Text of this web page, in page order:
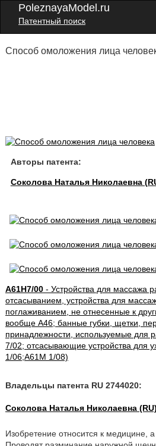
PoleznayaModel.ru
Патентный поиск
Способ омоложения лица
Авторы патента:
Соколова Наталья Николаевна
A61H7/00- Устройства для массажа
отсасыванием, устройства для
поглаживанием, не отнесенные к
вообще A46; банные губки, щетки,
принадлежности, используемые для
7/02; отсасывающие устройства для
1/06;A61M 1/08)
Владельцы патента RU 2744020:
Соколова Наталья Николаевна (RU)
Изобретение относится к медицине,